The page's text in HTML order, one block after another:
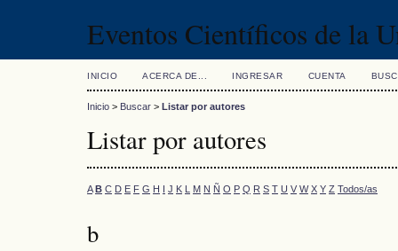
Eventos Científicos de la
INICIO ACERCA DE... INGRESAR CUENTA
Inicio > Buscar > Listar por autores
Listar por autores
A B C D E F G H I J K L M N Ñ O P Q R S T U V W X Y Z Todos/as
b